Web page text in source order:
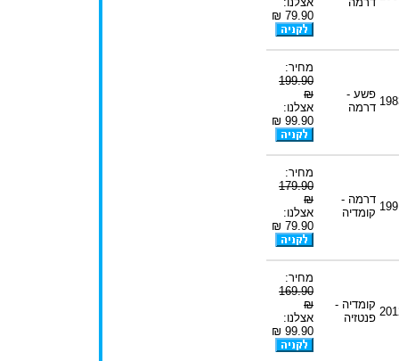
79.90 ₪
פשע -
דרמה
מחיר:
199.90
₪
אצלנו:
99.90 ₪
דרמה -
קומדיה
מחיר:
179.90
₪
אצלנו:
79.90 ₪
קומדיה -
פנטזיה
מחיר:
169.90
₪
אצלנו:
99.90 ₪